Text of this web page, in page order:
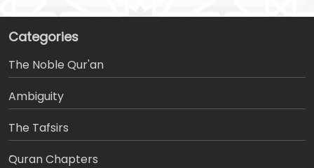
Categories
The Noble Qur'an
Ambiguity
The Tafsirs
َQuran Chapters